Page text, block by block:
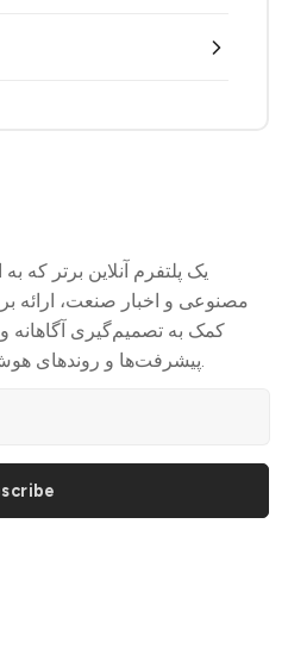
یک پلتفرم آنلاین برتر
مصنوعی و اخبار صنعت، ارائه
کمک به تصمیم‌گیری آگاهانه
پیشرفت‌ها و روندهای هوش مصنوعی اختصاص یافته است.